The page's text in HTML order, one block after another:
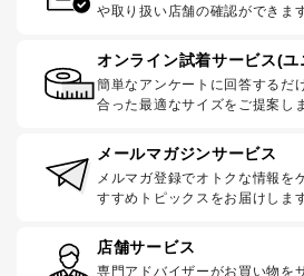
や取り扱い店舗の確認ができま
オンライン試着サービス(ユ
簡単なアンケートに回答するだ
合った最適なサイズをご提案し
メールマガジンサービス
メルマガ登録でオトクな情報を
すすめトピックスをお届けしま
店舗サービス
専門アドバイザーがお買い物を